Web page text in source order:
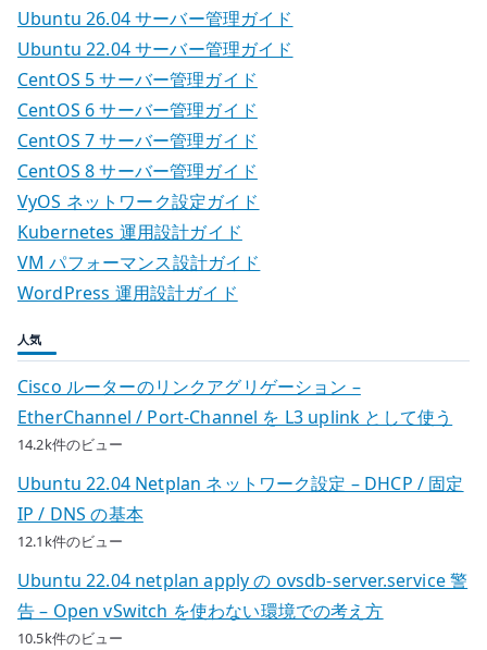
Ubuntu 26.04 サーバー管理ガイド
Ubuntu 22.04 サーバー管理ガイド
CentOS 5 サーバー管理ガイド
CentOS 6 サーバー管理ガイド
CentOS 7 サーバー管理ガイド
CentOS 8 サーバー管理ガイド
VyOS ネットワーク設定ガイド
Kubernetes 運用設計ガイド
VM パフォーマンス設計ガイド
WordPress 運用設計ガイド
人気
Cisco ルーターのリンクアグリゲーション –
EtherChannel / Port-Channel を L3 uplink として使う
14.2k件のビュー
Ubuntu 22.04 Netplan ネットワーク設定 – DHCP / 固定
IP / DNS の基本
12.1k件のビュー
Ubuntu 22.04 netplan apply の ovsdb-server.service 警
告 – Open vSwitch を使わない環境での考え方
10.5k件のビュー